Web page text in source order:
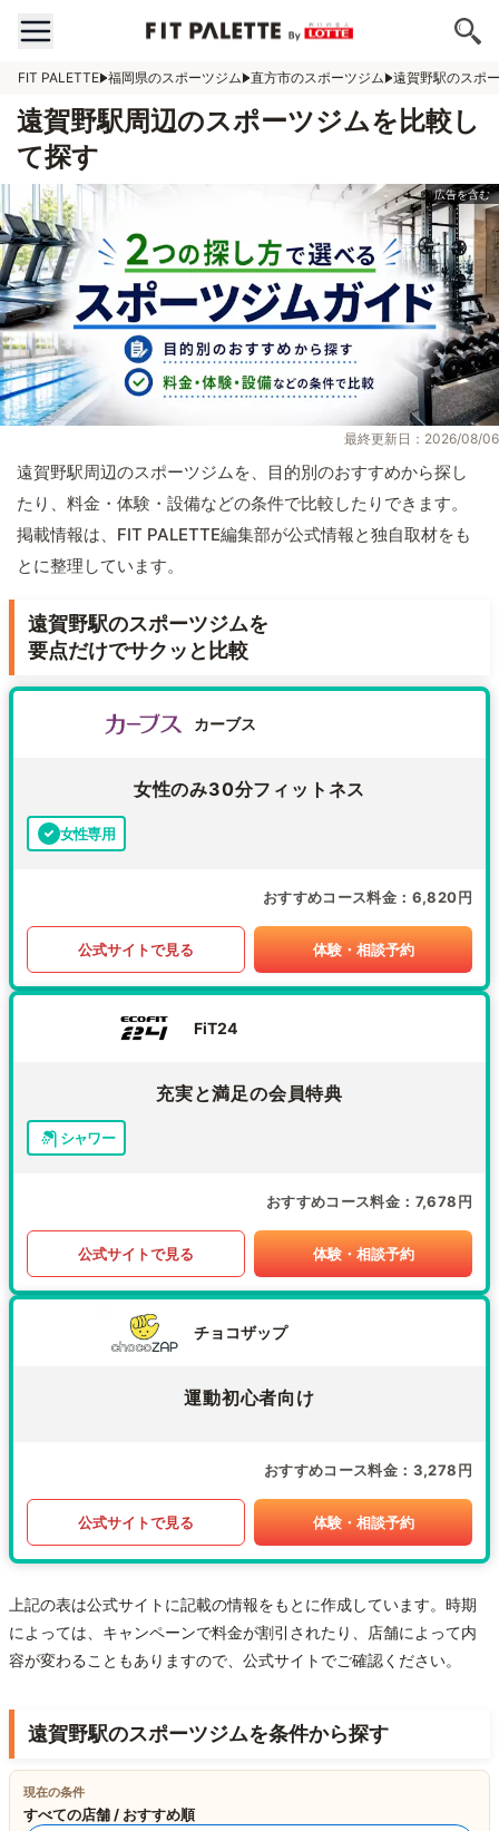
FIT PALETTE 福岡県のスポーツジム 直方市のスポーツジム 遠賀野駅のスポ
遠賀野駅周辺のスポーツジムを比較し
て探す
最終更新日：2026/08/06
遠賀野駅周辺のスポーツジムを、目的別のおすすめから探し
たり、料金・体験・設備などの条件で比較したりできます。
掲載情報は、FIT PALETTE編集部が公式情報と独自取材をも
とに整理しています。
遠賀野駅のスポーツジムを
要点だけでサクッと比較
カーブス
女性のみ30分フィットネス
女性専用
おすすめコース料金 6,820円
公式サイトで見る 体験・相談予約
FiT24
充実と満足の会員特典
シャワー
おすすめコース料金 7,678円
公式サイトで見る 体験・相談予約
チョコザップ
運動初心者向け
おすすめコース料金 3,278円
公式サイトで見る 体験・相談予約
上記の表は公式サイトに記載の情報をもとに作成しています。時期
によっては、キャンペーンで料金が割引されたり、店舗によって内
容が変わることもありますので、公式サイトでご確認ください。
遠賀野駅のスポーツジムを条件から探す
現在の条件
すべての店舗 / おすすめ順